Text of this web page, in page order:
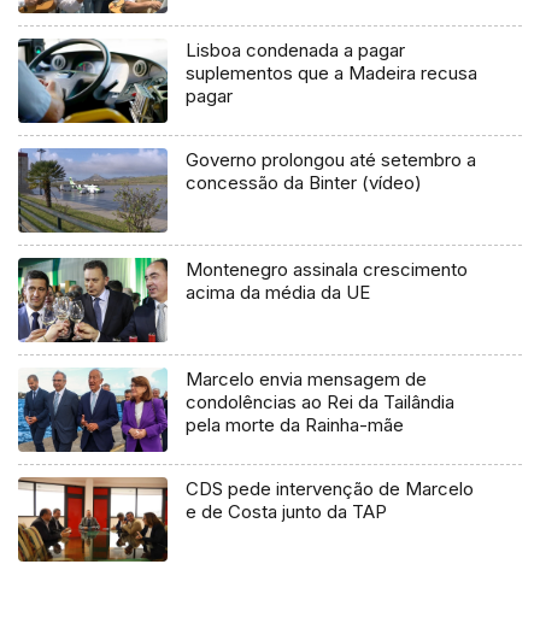
Lisboa condenada a pagar
suplementos que a Madeira recusa
pagar
Governo prolongou até setembro a
concessão da Binter (vídeo)
Montenegro assinala crescimento
acima da média da UE
Marcelo envia mensagem de
condolências ao Rei da Tailândia
pela morte da Rainha-mãe
CDS pede intervenção de Marcelo
e de Costa junto da TAP